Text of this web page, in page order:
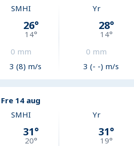
SMHI
26°
14°
0 mm
3 (8) m/s
Yr
28°
14°
0 mm
3 (- -) m/s
Fre 14 aug
SMHI
31°
20°
Yr
31°
19°